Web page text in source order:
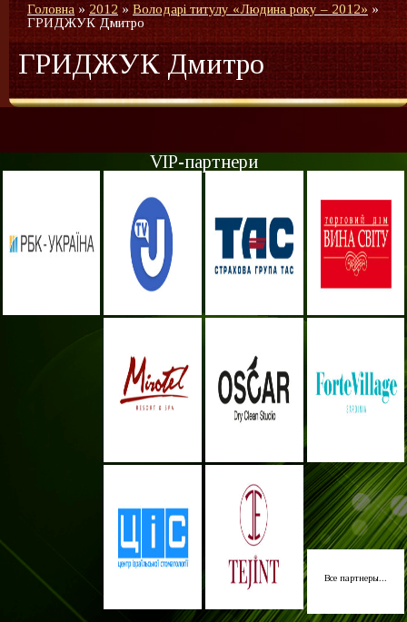
Головна »2012»Володарі титулу «Людина року – 2012» »
ГРИДЖУК Дмитро
ГРИДЖУК Дмитро
VIP-партнери
Все партнеры...